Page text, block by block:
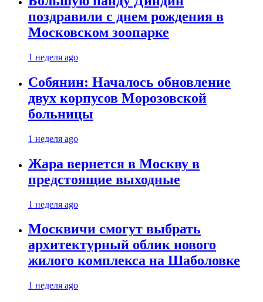
поздравили с днем рождения в
Московском зоопарке
1 неделя ago
Собянин: Началось обновление
двух корпусов Морозовской
больницы
1 неделя ago
Жара вернется в Москву в
предстоящие выходные
1 неделя ago
Москвичи смогут выбрать
архитектурный облик нового
жилого комплекса на Шаболовке
1 неделя ago